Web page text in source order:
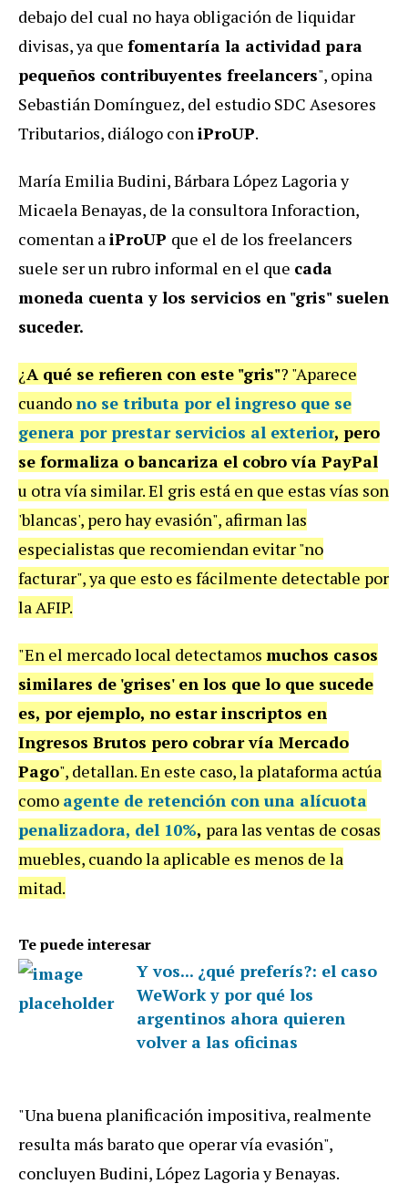
debajo del cual no haya obligación de liquidar
divisas, ya que fomentaría la actividad para
pequeños contribuyentes freelancers", opina
Sebastián Domínguez, del estudio SDC Asesores
Tributarios, diálogo con iProUP.
María Emilia Budini, Bárbara López Lagoria y
Micaela Benayas, de la consultora Inforaction,
comentan a iProUP que el de los freelancers
suele ser un rubro informal en el que cada
moneda cuenta y los servicios en "gris" suelen
suceder.
¿A qué se refieren con este "gris"? "Aparece
cuandono se tributa por el ingreso que se
genera por prestar servicios al exterior, pero
se formaliza o bancariza el cobro vía PayPal
u otra vía similar. El gris está en que estas vías son
'blancas', pero hay evasión", afirman las
especialistas que recomiendan evitar "no
facturar", ya que esto es fácilmente detectable por
la AFIP.
"En el mercado local detectamos muchos casos
similares de 'grises' en los que lo que sucede
es, por ejemplo, no estar inscriptos en
Ingresos Brutos pero cobrar vía Mercado
Pago", detallan. En este caso, la plataforma actúa
como agente de retención con una alícuota
penalizadora, del 10%, para las ventas de cosas
muebles, cuando la aplicable es menos de la
mitad.
Te puede interesar
Y vos... ¿qué preferís?: el caso
WeWork y por qué los
argentinos ahora quieren
volver a las oficinas
"Una buena planificación impositiva, realmente
resulta más barato que operar vía evasión",
concluyen Budini, López Lagoria y Benayas.